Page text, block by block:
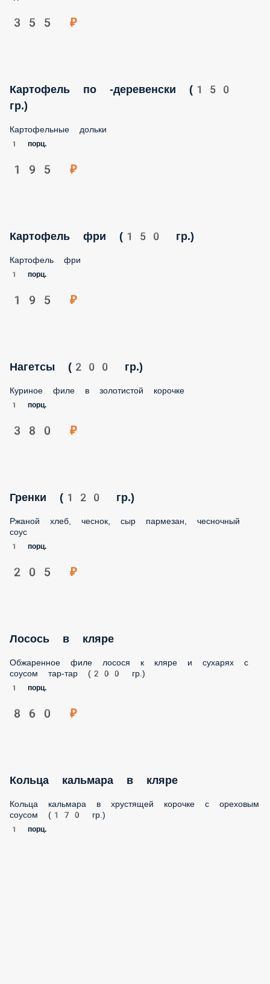
355 ₽
Картофель по -деревенски (150 гр.)
Картофельные дольки
1 порц.
195 ₽
Картофель фри
1 порц.
195 ₽
Куриное филе в золотистой корочке
1 порц.
380 ₽
Ржаной хлеб, чеснок, сыр пармезан, чесночный соус
1 порц.
205 ₽
тар (200 гр.)
860 ₽
(170 гр.)
405 ₽